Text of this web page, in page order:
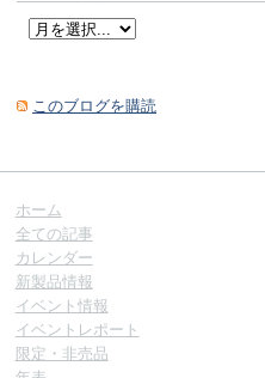
このブログを購読
ホーム
全ての記事
カレンダー
新製品情報
イベント情報
イベントレポート
限定・非売品